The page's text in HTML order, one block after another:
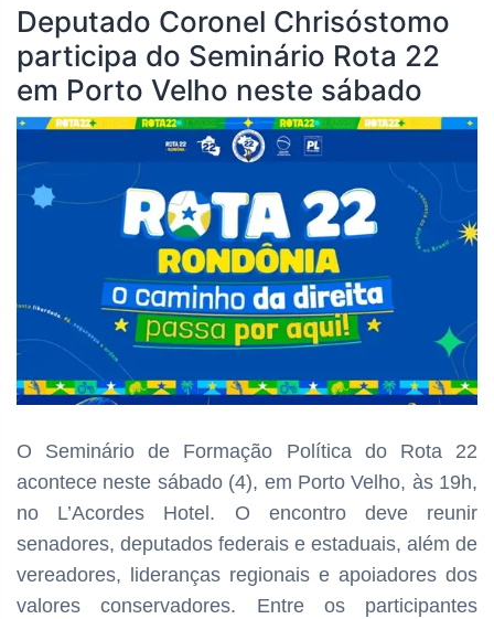
Deputado Coronel Chrisóstomo
participa do Seminário Rota 22
em Porto Velho neste sábado
O Seminário de Formação Política do Rota 22
acontece neste sábado (4), em Porto Velho, às 19h,
no L’Acordes Hotel. O encontro deve reunir
senadores, deputados federais e estaduais, além de
vereadores, lideranças regionais e apoiadores dos
valores conservadores. Entre os participantes